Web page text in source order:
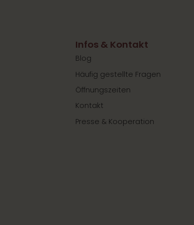
Infos & Kontakt
Blog
Häufig gestellte Fragen
Öffnungszeiten
Kontakt
Presse & Kooperation